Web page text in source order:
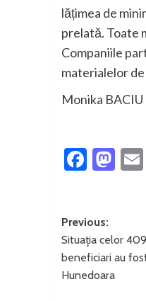
lățimea de
prelată. Toate
Companiile
materialelor
Monika BACIU
Post
Previous:
Situația celor
beneficiari au
Hunedoara